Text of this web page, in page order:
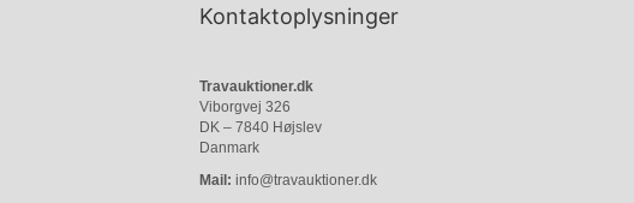
Kontaktoplysninger
Travauktioner.dk
Viborgvej 326
DK – 7840 Højslev
Danmark
Mail: info@travauktioner.dk